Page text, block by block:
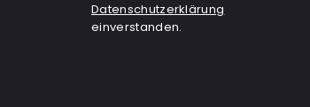
Datenschutzerklärung
einverstanden.